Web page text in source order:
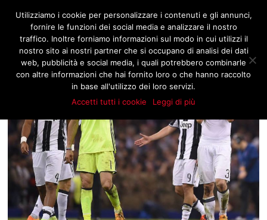
JNOTIZIE.COM
Utilizziamo i cookie per personalizzare i contenuti e gli annunci,
fornire le funzioni dei social media e analizzare il nostro
traffico. Inoltre forniamo informazioni sul modo in cui utilizzi il
nostro sito ai nostri partner che si occupano di analisi dei dati
web, pubblicità e social media, i quali potrebbero combinarle
con altre informazioni che hai fornito loro o che hanno raccolto
in base all'utilizzo dei loro servizi.
Accetti tutti i cookie
Leggi di più